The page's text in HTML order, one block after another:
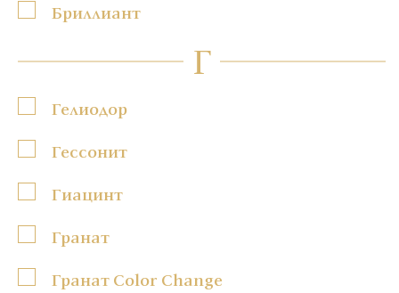
Бриллиант
Г
Гелиодор
Гессонит
Гиацинт
Гранат
Гранат Color Change